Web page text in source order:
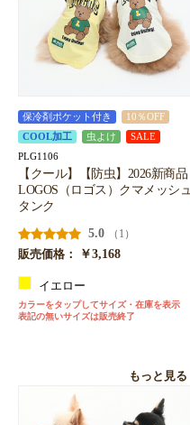
保冷剤ポケット付き
10％OFF
COOL加工
虫よけ SALE
PLG1106
【クール】【防虫】2026新商品
LOGOS（ロゴス）クマメッシュ
タンク
5.0
（1）
販売価格：
￥3,168
イエロー
カラーをタップしてサイズ・在庫を表示
表記の無いサイズは販売終了
もっと見る